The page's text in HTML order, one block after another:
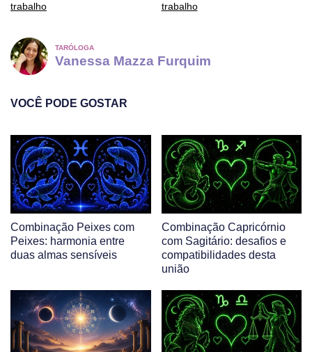
trabalho
trabalho
TARÓLOGA
Vanessa Mazza Furquim
VOCÊ PODE GOSTAR
Combinação Peixes com
Peixes: harmonia entre
duas almas sensíveis
Combinação Capricórnio
com Sagitário: desafios e
compatibilidades desta
união